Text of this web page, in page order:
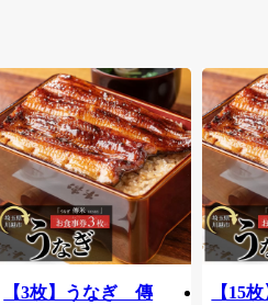
【3枚】うなぎ 傳
【15